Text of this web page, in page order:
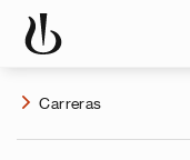
Carreras